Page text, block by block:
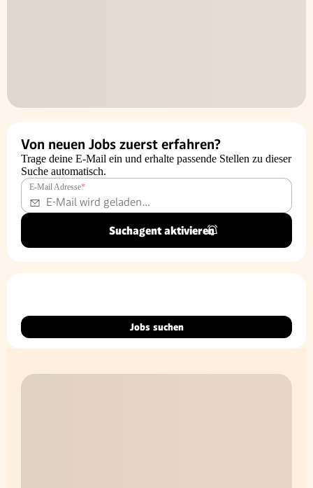
Von neuen Jobs zuerst erfahren?
Trage deine E-Mail ein und erhalte passende Stellen zu dieser
Suche automatisch.
E-Mail Adresse*
Suchagent aktivieren
Jobs suchen